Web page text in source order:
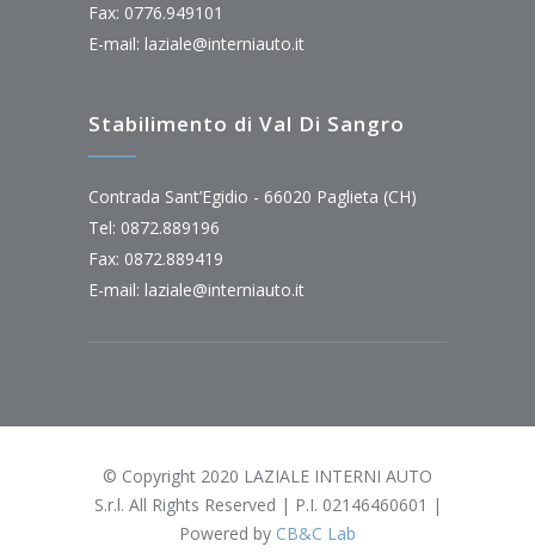
Fax: 0776.949101
E-mail: laziale@interniauto.it
Stabilimento di Val Di Sangro
Contrada Sant’Egidio - 66020 Paglieta (CH)
Tel: 0872.889196
Fax: 0872.889419
E-mail: laziale@interniauto.it
© Copyright 2020 LAZIALE INTERNI AUTO
S.r.l. All Rights Reserved | P.I. 02146460601 |
Powered by CB&C Lab